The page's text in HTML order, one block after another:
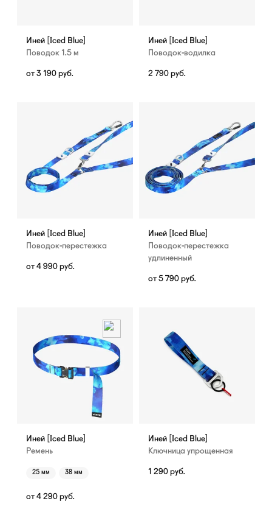
Иней [Iced Blue]
Поводок 1.5 м
от 3 190 руб.
Иней [Iced Blue]
Поводок-водилка
2 790 руб.
Иней [Iced Blue]
Поводок-перестежка
от 4 990 руб.
Иней [Iced Blue]
Поводок-перестежка
удлиненный
от 5 790 руб.
Иней [Iced Blue]
Ремень
25 мм 38 мм
от 4 290 руб.
Иней [Iced Blue]
Ключница упрощенная
1 290 руб.